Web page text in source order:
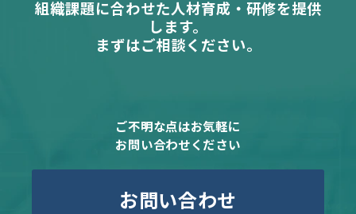
組織課題に合わせた人材育成・研修を提供
します。
まずはご相談ください。
ご不明な点はお気軽に
お問い合わせください
お問い合わせ